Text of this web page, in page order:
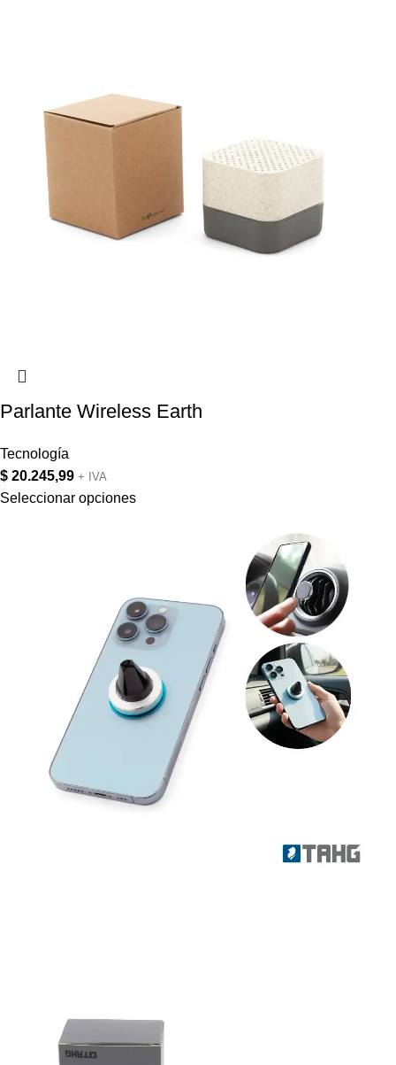
Parlante Wireless Earth
Tecnología
$ 20.245,99 + IVA
Seleccionar opciones